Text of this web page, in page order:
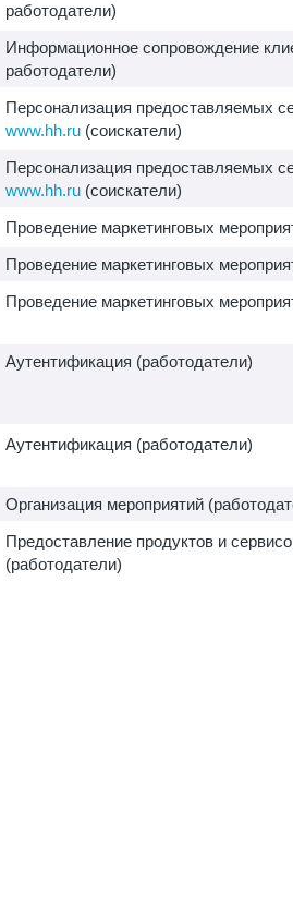
работодатели)
Информационное сопровождение
работодатели)
Персонализация предоставляемых
www.hh.ru (соискатели)
Персонализация предоставляемых
www.hh.ru (соискатели)
Проведение маркетинговых
Проведение маркетинговых
Проведение маркетинговых
Аутентификация (работодатели)
Аутентификация (работодатели)
Организация мероприятий
Предоставление продуктов и
(работодатели)